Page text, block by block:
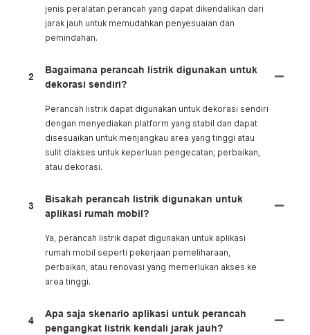
jenis peralatan perancah yang dapat dikendalikan dari
jarak jauh untuk memudahkan penyesuaian dan
pemindahan.
2
Bagaimana perancah listrik digunakan untuk
dekorasi sendiri?
Perancah listrik dapat digunakan untuk dekorasi sendiri
dengan menyediakan platform yang stabil dan dapat
disesuaikan untuk menjangkau area yang tinggi atau
sulit diakses untuk keperluan pengecatan, perbaikan,
atau dekorasi.
3
Bisakah perancah listrik digunakan untuk
aplikasi rumah mobil?
Ya, perancah listrik dapat digunakan untuk aplikasi
rumah mobil seperti pekerjaan pemeliharaan,
perbaikan, atau renovasi yang memerlukan akses ke
area tinggi.
4
Apa saja skenario aplikasi untuk perancah
pengangkat listrik kendali jarak jauh?